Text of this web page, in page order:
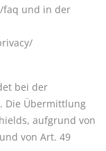
faq und in der
bei der
Die Übermittlung
aufgrund von
von Art. 49